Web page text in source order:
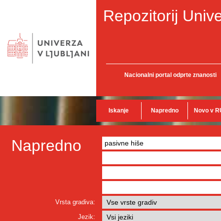
Repozitorij
Nacionalni portal odprte znanosti
Iskanje Napredno Novo v
Napredno
Vrsta gradiva:
Jezik: